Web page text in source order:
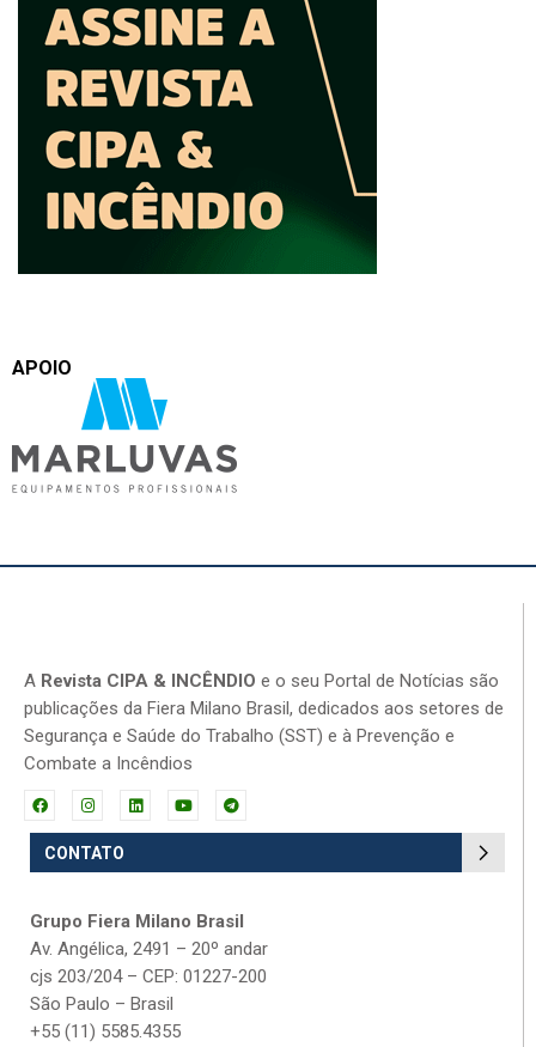
APOIO
A Revista CIPA & INCÊNDIO e o seu Portal de Notícias são
publicações da Fiera Milano Brasil, dedicados aos setores de
Segurança e Saúde do Trabalho (SST) e à Prevenção e
Combate a Incêndios
CONTATO
Grupo Fiera Milano Brasil
Av. Angélica, 2491 – 20º andar
cjs 203/204 – CEP: 01227-200
São Paulo – Brasil
+55 (11) 5585.4355